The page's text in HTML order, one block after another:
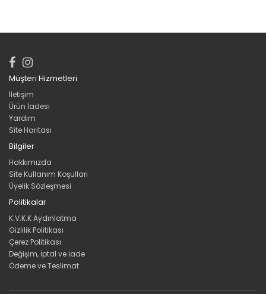
Müşteri Hizmetleri
İletişim
Ürün İadesi
Yardım
Site Haritası
Bilgiler
Hakkımızda
Site Kullanım Koşulları
Üyelik Sözleşmesi
Politikalar
K.V.K.K Aydınlatma
Gizlilik Politikası
Çerez Politikası
Değişim, İptal ve İade
Ödeme ve Teslimat